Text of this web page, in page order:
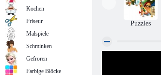
Puzzles
Kochen
Friseur
Malspiele
Schminken
Gefroren
Farbige Blöcke